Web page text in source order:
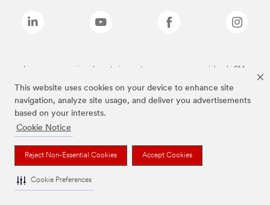
This website uses cookies on your device to enhance site
navigation, analyze site usage, and deliver you advertisements
based on your interests.
Cookie Notice
Reject Non-Essential Cookies Accept Cookies
Cookie Preferences
Las marcas mencionadas anteriormente son marcas comerciales de 3M.